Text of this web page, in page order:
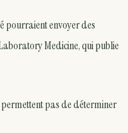
pourraient envoyer des
Medicine, qui publie
permettent pas de déterminer